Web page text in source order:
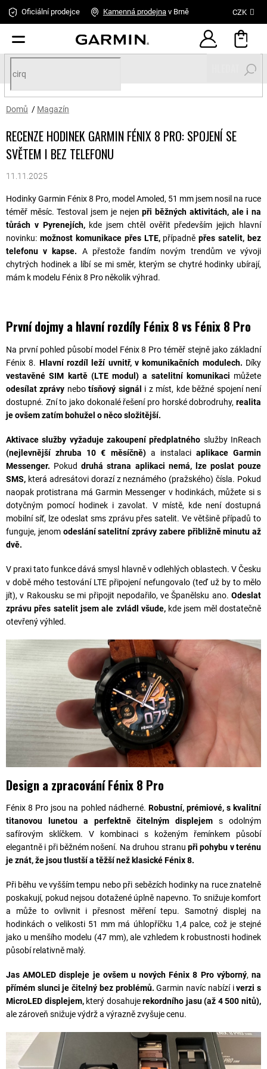
Oficiální prodejce Kamenná prodejnav Brně CZK
Domů / Magazín
RECENZE HODINEK GARMIN FÉNIX 8 PRO: SPOJENÍ SE
SVĚTEM I BEZ TELEFONU
11.11.2025
Hodinky Garmin Fénix 8 Pro, model Amoled, 51 mm jsem nosil na ruce
téměř měsíc. Testoval jsem je nejenpři běžných aktivitách, ale i na
tůrách v Pyrenejích,kde jsem chtěl ověřit především jejich hlavní
novinku: možnost komunikace přes LTE,případněpřes satelit, bez
telefonu v kapse. A přestože fandím novým trendům ve vývoji
chytrých hodinek a líbí se mi směr, kterým se chytré hodinky ubírají,
mám k modelu Fénix 8 Pro několik výhrad.
První dojmy a hlavní rozdíly Fénix 8 vs Fénix 8 Pro
Na první pohled působí model Fénix 8 Pro téměř stejně jako základní
Fénix 8. Hlavní rozdíl leží uvnitř, v komunikačních modulech. Díky
vestavěné SIM kartě (LTE modul) a satelitní komunikaci můžete
odesílat zprávy nebotísňový signál i z míst, kde běžné spojení není
dostupné. Zní to jako dokonalé řešení pro horské dobrodruhy, realita
je ovšem zatím bohužel o něco složitější.
Aktivace služby vyžaduje zakoupení předplatného služby InReach
(nejlevnější zhruba 10 € měsíčně)a instalaci aplikace Garmin
Messenger. Pokuddruhá strana aplikaci nemá, lze poslat pouze
SMS, která adresátovi dorazí z neznámého (pražského) čísla. Pokud
naopak protistrana má Garmin Messenger v hodinkách, můžete si s
dotyčným pomocí hodinek i zavolat. V místě, kde není dostupná
mobilní síť, lze odeslat sms zprávu přes satelit. Ve většině případů to
funguje, jenom odeslání satelitní zprávy zabere přibližně minutu až
dvě.
V praxi tato funkce dává smysl hlavně v odlehlých oblastech. V Česku
v době mého testování LTE připojení nefungovalo (teď už by to mělo
jít), v Rakousku se mi připojit nepodařilo, ve Španělsku ano. Odeslat
zprávu přes satelit jsem ale zvládl všude,kde jsem měl dostatečně
otevřený výhled.
Design a zpracování Fénix 8 Pro
Fénix 8 Pro jsou na pohled nádherné. Robustní, prémiové, s kvalitní
titanovou lunetou a perfektně čitelným displejem s odolným
safírovým sklíčkem. V kombinaci s koženým řemínkem působí
elegantně i při běžném nošení. Na druhou stranu při pohybu v terénu
je znát, že jsou tlustší a těžší než klasické Fénix 8.
Při běhu ve vyšším tempu nebo při sebězích hodinky na ruce znatelně
poskakují, pokud nejsou dotažené úplně napevno. To snižuje komfort
a může to ovlivnit i přesnost měření tepu. Samotný displej na
hodinkách o velikosti 51 mm má úhlopříčku 1,4 palce, což je stejné
jako u menšího modelu (47 mm), ale vzhledem k robustnosti hodinek
působí relativně malý.
Jas AMOLED displeje je ovšem u nových Fénix 8 Pro výborný,na
přímém slunci je čitelný bez problémů. Garmin navíc nabízí iverzi s
MicroLED displejem,který dosahujerekordního jasu (až 4 500 nitů),
ale zároveň snižuje výdrž a výrazně zvyšuje cenu.